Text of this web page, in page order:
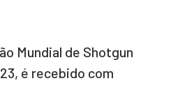
Mundial de Shotgun
é recebido com